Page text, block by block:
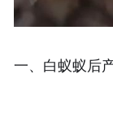
一、白蚁蚁后